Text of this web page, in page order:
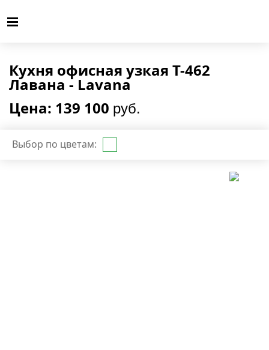
Кухня офисная узкая T-462
Лавана - Lavana
Цена: 139 100 руб.
Выбор по цветам: